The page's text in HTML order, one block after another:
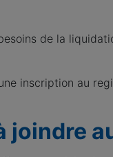
de la
inscription au
joindre